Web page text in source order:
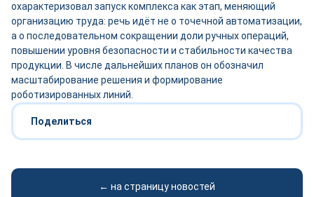
охарактеризовал запуск комплекса как этап, меняющий
организацию труда: речь идёт не о точечной автоматизации,
а о последовательном сокращении доли ручных операций,
повышении уровня безопасности и стабильности качества
продукции. В числе дальнейших планов он обозначил
масштабирование решения и формирование
роботизированных линий.
Поделиться
← на страницу новостей